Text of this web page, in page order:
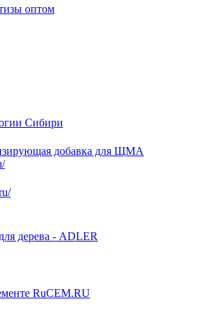
оптом
Сибири
добавка для ЩМА
дерева - ADLER
RuCEM.RU